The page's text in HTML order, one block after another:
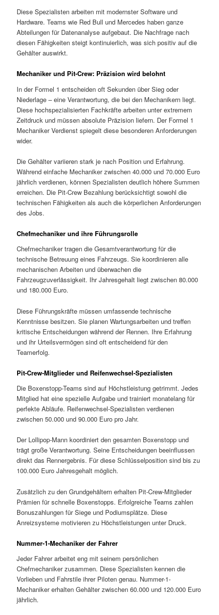
Diese Spezialisten arbeiten mit modernster Software und
Hardware. Teams wie Red Bull und Mercedes haben ganze
Abteilungen für Datenanalyse aufgebaut. Die Nachfrage nach
diesen Fähigkeiten steigt kontinuierlich, was sich positiv auf die
Gehälter auswirkt.
Mechaniker und Pit-Crew: Präzision wird belohnt
In der Formel 1 entscheiden oft Sekunden über Sieg oder
Niederlage – eine Verantwortung, die bei den Mechanikern liegt.
Diese hochspezialisierten Fachkräfte arbeiten unter extremem
Zeitdruck und müssen absolute Präzision liefern. Der Formel 1
Mechaniker Verdienst spiegelt diese besonderen Anforderungen
wider.
Die Gehälter variieren stark je nach Position und Erfahrung.
Während einfache Mechaniker zwischen 40.000 und 70.000 Euro
jährlich verdienen, können Spezialisten deutlich höhere Summen
erreichen. Die Pit-Crew Bezahlung berücksichtigt sowohl die
technischen Fähigkeiten als auch die körperlichen Anforderungen
des Jobs.
Chefmechaniker und ihre Führungsrolle
Chefmechaniker tragen die Gesamtverantwortung für die
technische Betreuung eines Fahrzeugs. Sie koordinieren alle
mechanischen Arbeiten und überwachen die
Fahrzeugzuverlässigkeit. Ihr Jahresgehalt liegt zwischen 80.000
und 180.000 Euro.
Diese Führungskräfte müssen umfassende technische
Kenntnisse besitzen. Sie planen Wartungsarbeiten und treffen
kritische Entscheidungen während der Rennen. Ihre Erfahrung
und ihr Urteilsvermögen sind oft entscheidend für den
Teamerfolg.
Pit-Crew-Mitglieder und Reifenwechsel-Spezialisten
Die Boxenstopp-Teams sind auf Höchstleistung getrimmt. Jedes
Mitglied hat eine spezielle Aufgabe und trainiert monatelang für
perfekte Abläufe. Reifenwechsel-Spezialisten verdienen
zwischen 50.000 und 90.000 Euro pro Jahr.
Der Lollipop-Mann koordiniert den gesamten Boxenstopp und
trägt große Verantwortung. Seine Entscheidungen beeinflussen
direkt das Rennergebnis. Für diese Schlüsselposition sind bis zu
100.000 Euro Jahresgehalt möglich.
Zusätzlich zu den Grundgehältern erhalten Pit-Crew-Mitglieder
Prämien für schnelle Boxenstopps. Erfolgreiche Teams zahlen
Bonuszahlungen für Siege und Podiumsplätze. Diese
Anreizsysteme motivieren zu Höchstleistungen unter Druck.
Nummer-1-Mechaniker der Fahrer
Jeder Fahrer arbeitet eng mit seinem persönlichen
Chefmechaniker zusammen. Diese Spezialisten kennen die
Vorlieben und Fahrstile ihrer Piloten genau. Nummer-1-
Mechaniker erhalten Gehälter zwischen 60.000 und 120.000 Euro
jährlich.